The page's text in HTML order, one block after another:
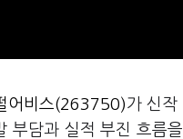
어비스(263750)가 신작
부담과 실적 부진 흐름